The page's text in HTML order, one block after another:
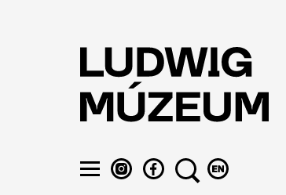
LUDWIG
MÚZEUM
LUDWIG
MÚZEUM
KERESÉSVÁLTÁS
ENGLISH